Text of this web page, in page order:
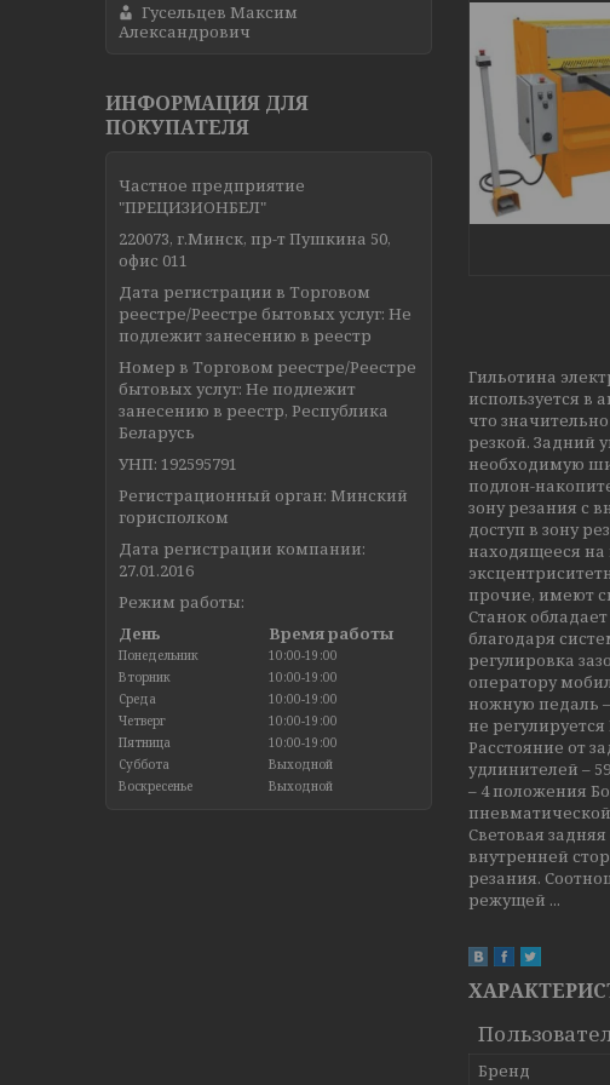
Гильотина
используется в
что
резкой. Задний
необходимую
подлон-
зону резания с
доступ в зону
находящееся на
прочие, имеют
Станок
благодаря
регулировка
оператору
ножную педаль
не
Расстояние от
удлинителей –
– 4 положения
Световая
внутренней
резания.
режущей ...
Бренд
Гусельцев Максим
Александрович
ИНФОРМАЦИЯ ДЛЯ
ПОКУПАТЕЛЯ
Частное предприятие
"ПРЕЦИЗИОНБЕЛ"
220073, г.Минск, пр-т Пушкина 50,
офис 011
Дата регистрации в Торговом
реестре/Реестре бытовых услуг: Не
подлежит занесению в реестр
Номер в Торговом реестре/Реестре
бытовых услуг: Не подлежит
занесению в реестр, Республика
Беларусь
УНП: 192595791
Регистрационный орган: Минский
горисполком
Дата регистрации компании:
27.01.2016
Режим работы:
День
Время работы
Понедельник
10:00-19:00
Вторник
10:00-19:00
Среда
10:00-19:00
Четверг
10:00-19:00
Пятница
10:00-19:00
Суббота
Выходной
Воскресенье
Выходной